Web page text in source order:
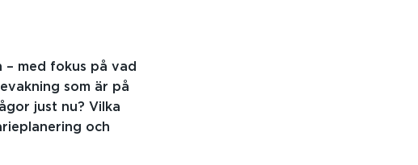
med fokus på vad
som är på
just nu? Vilka
och